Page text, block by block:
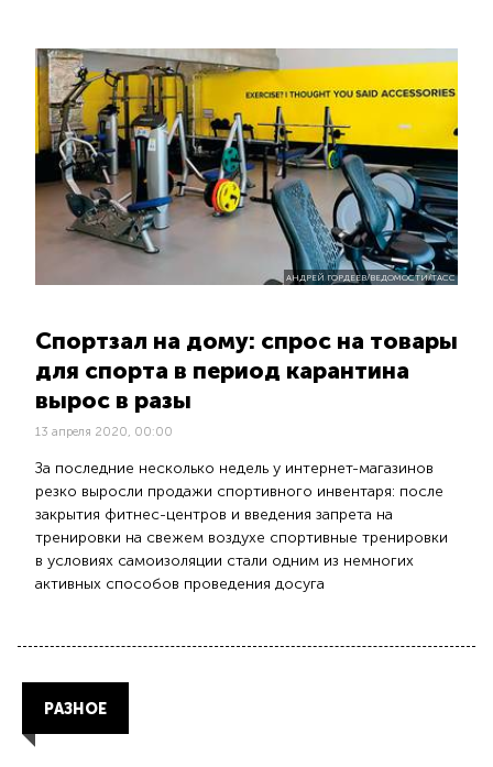
АНДРЕЙ ГОРДЕЕВ/ВЕДОМОСТИ/ТАСС
Спортзал на дому: спрос на товары
для спорта в период карантина
вырос в разы
13 апреля 2020, 00:00
За последние несколько недель у интернет-магазинов
резко выросли продажи спортивного инвентаря: после
закрытия фитнес-центров и введения запрета на
тренировки на свежем воздухе спортивные тренировки
в условиях самоизоляции стали одним из немногих
активных способов проведения досуга
РАЗНОЕ